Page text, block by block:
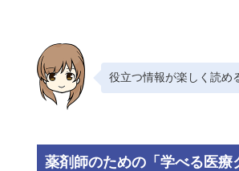
役立つ情報が楽しく読め
薬剤師のための「学べる医療